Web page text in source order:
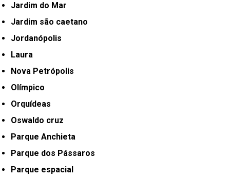
Jardim do Mar
Jardim são caetano
Jordanópolis
Laura
Nova Petrópolis
Olímpico
Orquídeas
Oswaldo cruz
Parque Anchieta
Parque dos Pássaros
Parque espacial